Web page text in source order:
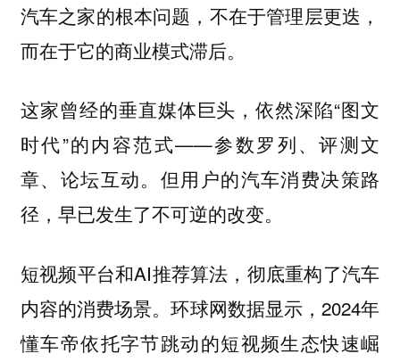
汽车之家的根本问题，不在于管理层更迭，
而在于它的商业模式滞后。
这家曾经的垂直媒体巨头，依然深陷“图文
时代”的内容范式——参数罗列、评测文
章、论坛互动。但用户的汽车消费决策路
径，早已发生了不可逆的改变。
短视频平台和AI推荐算法，彻底重构了汽车
内容的消费场景。环球网数据显示，2024年
懂车帝依托字节跳动的短视频生态快速崛